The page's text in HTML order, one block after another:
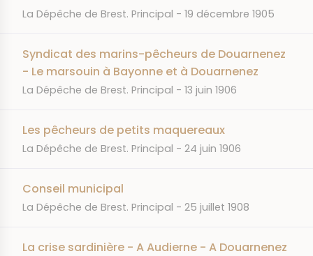
JOURNAL
La Dépêche de Brest. Principal DATE
19 décembre 1905
Syndicat des marins-pêcheurs de Douarnenez
- Le marsouin à Bayonne et à Douarnenez
JOURNAL
La Dépêche de Brest. Principal DATE
13 juin 1906
Les pêcheurs de petits maquereaux
JOURNAL
La Dépêche de Brest. Principal DATE
24 juin 1906
Conseil municipal
JOURNAL
La Dépêche de Brest. Principal DATE
25 juillet 1908
La crise sardinière - A Audierne - A Douarnenez